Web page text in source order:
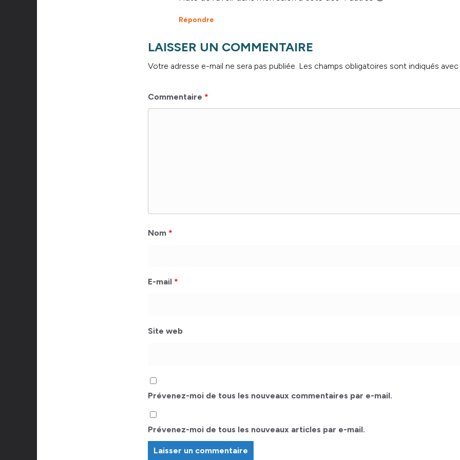
Répondre
LAISSER UN COMMENTAIRE
Votre adresse e-mail ne sera pas publiée. Les champs obligatoires sont indiqués avec
Commentaire *
Nom *
E-mail *
Site web
Prévenez-moi de tous les nouveaux commentaires par e-mail.
Prévenez-moi de tous les nouveaux articles par e-mail.